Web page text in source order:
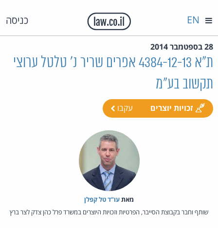
כניסה EN
28 בספטמבר 2014
ת"א 4384-12-13 אפרים שריר נ' טלטל ערוצי
תקשוב בע"מ
זכויות יוצרים עקבו
מאת‏עו"ד טל קפלן
שותף וחבר בקבוצת הסייבר, הפרטיות וזכויות היוצרים במשרד פרל כהן צדק לצר ברץ